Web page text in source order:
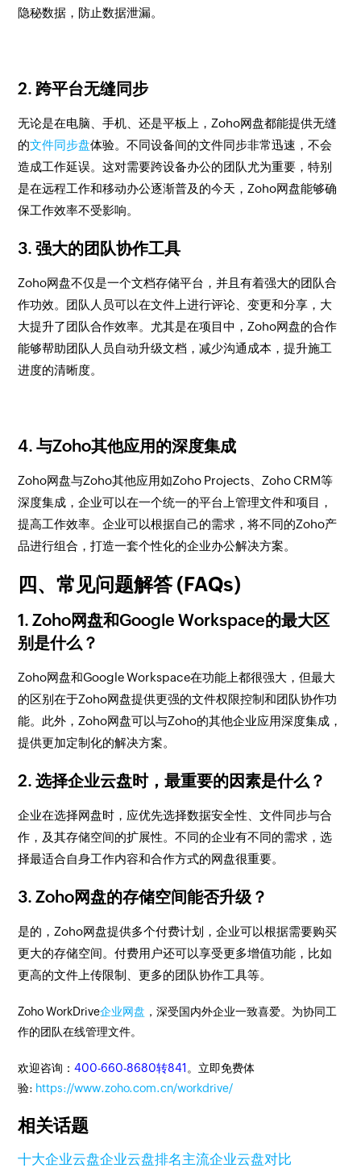
隐秘数据，防止数据泄漏。
2. 跨平台无缝同步
无论是在电脑、手机、还是平板上，Zoho网盘都能提供无缝
的文件同步盘体验。不同设备间的文件同步非常迅速，不会
造成工作延误。这对需要跨设备办公的团队尤为重要，特别
是在远程工作和移动办公逐渐普及的今天，Zoho网盘能够确
保工作效率不受影响。
3. 强大的团队协作工具
Zoho网盘不仅是一个文档存储平台，并且有着强大的团队合
作功效。团队人员可以在文件上进行评论、变更和分享，大
大提升了团队合作效率。尤其是在项目中，Zoho网盘的合作
能够帮助团队人员自动升级文档，减少沟通成本，提升施工
进度的清晰度。
4. 与Zoho其他应用的深度集成
Zoho网盘与Zoho其他应用如Zoho Projects、Zoho CRM等
深度集成，企业可以在一个统一的平台上管理文件和项目，
提高工作效率。企业可以根据自己的需求，将不同的Zoho产
品进行组合，打造一套个性化的企业办公解决方案。
四、常见问题解答 (FAQs)
1. Zoho网盘和Google Workspace的最大区
别是什么？
Zoho网盘和Google Workspace在功能上都很强大，但最大
的区别在于Zoho网盘提供更强的文件权限控制和团队协作功
能。此外，Zoho网盘可以与Zoho的其他企业应用深度集成，
提供更加定制化的解决方案。
2. 选择企业云盘时，最重要的因素是什么？
企业在选择网盘时，应优先选择数据安全性、文件同步与合
作，及其存储空间的扩展性。不同的企业有不同的需求，选
择最适合自身工作内容和合作方式的网盘很重要。
3. Zoho网盘的存储空间能否升级？
是的，Zoho网盘提供多个付费计划，企业可以根据需要购买
更大的存储空间。付费用户还可以享受更多增值功能，比如
更高的文件上传限制、更多的团队协作工具等。
Zoho WorkDrive企业网盘 ，深受国内外企业一致喜爱。为协同工
作的团队在线管理文件。
欢迎咨询：400-660-8680转841 。立即免费体
验: https://www.zoho.com.cn/workdrive/
相关话题
十大企业云盘企业云盘排名主流企业云盘对比